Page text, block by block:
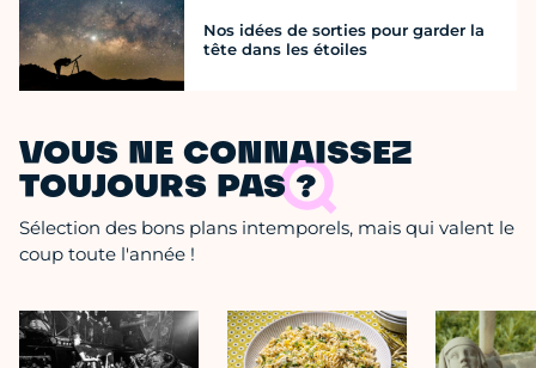
Nos idées de sorties pour garder la
tête dans les étoiles
VOUS NE CONNAISSEZ
TOUJOURS PAS ?
Sélection des bons plans intemporels, mais qui valent le
coup toute l'année !